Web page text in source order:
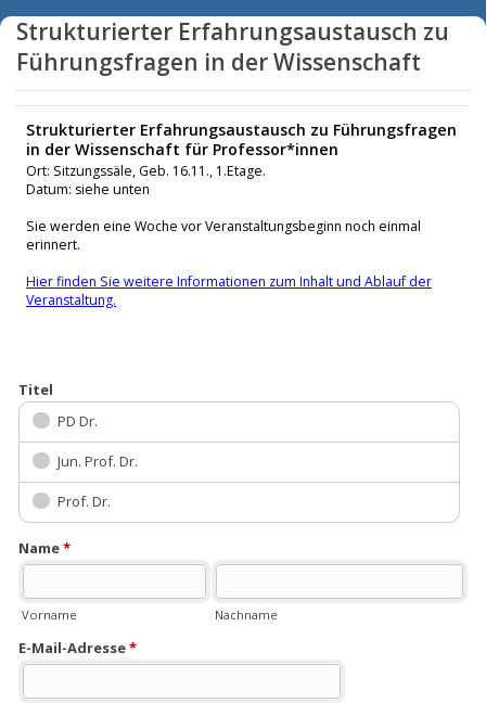
Strukturierter Erfahrungsaustausch zu
Führungsfragen in der Wissenschaft
Strukturierter Erfahrungsaustausch zu Führungsfragen
in der Wissenschaft für Professor*innen
Ort: Sitzungssäle, Geb. 16.11., 1.Etage.
Datum: siehe unten
Sie werden eine Woche vor Veranstaltungsbeginn noch einmal
erinnert.
Hier finden Sie weitere Informationen zum Inhalt und Ablauf der
Veranstaltung.
Titel
PD Dr.
Jun. Prof. Dr.
Prof. Dr.
Name*
Vorname Nachname
E-Mail-Adresse*